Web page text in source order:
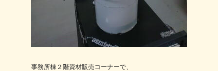
事務所棟２階資材販売コーナーで、